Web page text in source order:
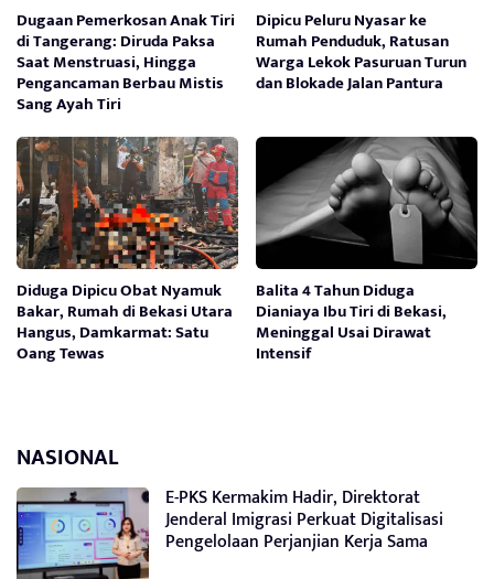
Dugaan Pemerkosan Anak Tiri
di Tangerang: Diruda Paksa
Saat Menstruasi, Hingga
Pengancaman Berbau Mistis
Sang Ayah Tiri
Dipicu Peluru Nyasar ke
Rumah Penduduk, Ratusan
Warga Lekok Pasuruan Turun
dan Blokade Jalan Pantura
Diduga Dipicu Obat Nyamuk
Bakar, Rumah di Bekasi Utara
Hangus, Damkarmat: Satu
Oang Tewas
Balita 4 Tahun Diduga
Dianiaya Ibu Tiri di Bekasi,
Meninggal Usai Dirawat
Intensif
NASIONAL
E-PKS Kermakim Hadir, Direktorat
Jenderal Imigrasi Perkuat Digitalisasi
Pengelolaan Perjanjian Kerja Sama